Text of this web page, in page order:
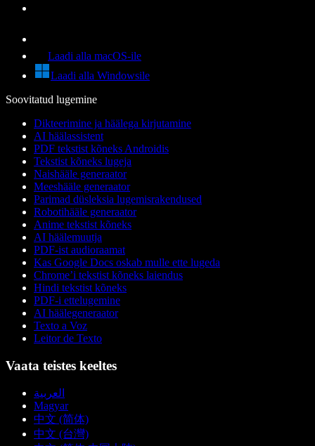
Laadi alla macOS-ile
Laadi alla Windowsile
Soovitatud lugemine
Dikteerimine ja häälega kirjutamine
AI häälassistent
PDF tekstist kõneks Androidis
Tekstist kõneks lugeja
Naishääle generaator
Meeshääle generaator
Parimad düsleksia lugemisrakendused
Robotihääle generaator
Anime tekstist kõneks
AI häälemuutja
PDF-ist audioraamat
Kas Google Docs oskab mulle ette lugeda
Chrome’i tekstist kõneks laiendus
Hindi tekstist kõneks
PDF-i ettelugemine
AI häälegeneraator
Texto a Voz
Leitor de Texto
Vaata teistes keeltes
العربية
Magyar
中文 (简体)
中文 (台灣)